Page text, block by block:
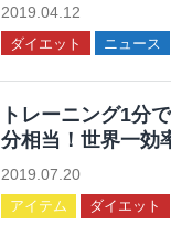
2019.04.12
ダイエット ニュース
トレーニング1分
分相当！世界一効
動を集めてみた
2019.07.20
アイテム ダイエット